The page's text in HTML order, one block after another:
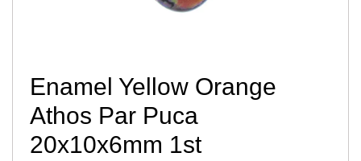
Enamel Yellow Orange
Athos Par Puca
20x10x6mm 1st